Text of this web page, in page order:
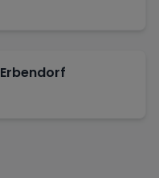
Erbendorf